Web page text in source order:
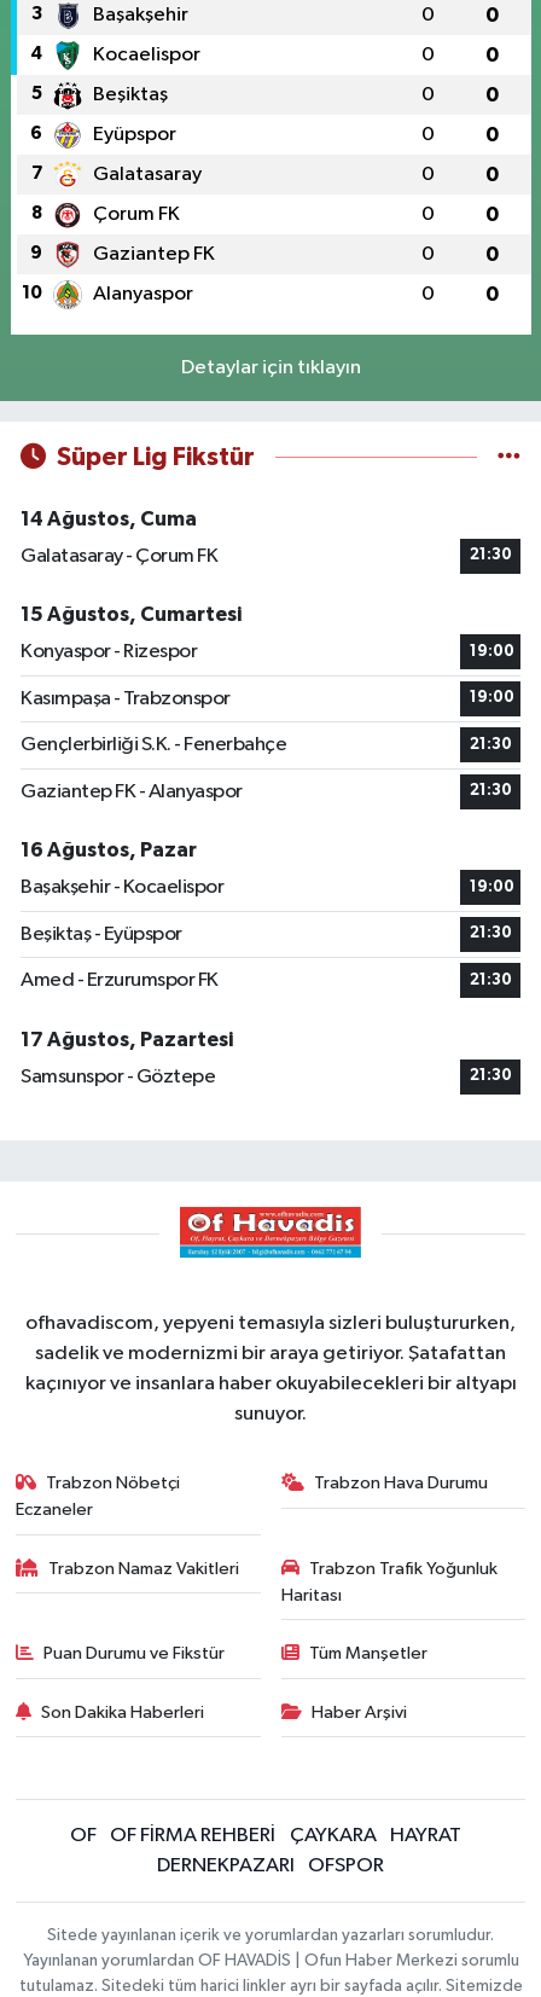
3 Başakşehir 0 0
4 Kocaelispor 0 0
5 Beşiktaş 0 0
6 Eyüpspor 0 0
7 Galatasaray 0 0
8 Çorum FK 0 0
9 Gaziantep FK 0 0
10 Alanyaspor 0 0
Detaylar için tıklayın
Süper Lig Fikstür
14 Ağustos, Cuma
Galatasaray - Çorum FK
21:30
15 Ağustos, Cumartesi
Konyaspor - Rizespor
19:00
Kasımpaşa - Trabzonspor 19:00
Gençlerbirliği S.K. - Fenerbahçe 21:30
Gaziantep FK - Alanyaspor 21:30
16 Ağustos, Pazar
Başakşehir - Kocaelispor
19:00
Beşiktaş - Eyüpspor 21:30
Amed - Erzurumspor FK 21:30
17 Ağustos, Pazartesi
Samsunspor - Göztepe
21:30
ofhavadiscom, yepyeni temasıyla sizleri buluştururken,
sadelik ve modernizmi bir araya getiriyor. Şatafattan
kaçınıyor ve insanlara haber okuyabilecekleri bir altyapı
sunuyor.
Trabzon Nöbetçi
Eczaneler
Trabzon Hava Durumu
Trabzon Namaz Vakitleri
Trabzon Trafik Yoğunluk
Haritası
Puan Durumu ve Fikstür Tüm Manşetler
Son Dakika Haberleri Haber Arşivi
OF OF FİRMA REHBERİ ÇAYKARA
HAYRAT
DERNEKPAZARI
OFSPOR
Sitede yayınlanan içerik ve yorumlardan yazarları sorumludur.
Yayınlanan yorumlardan OF HAVADİS | Ofun Haber Merkezi sorumlu
tutulamaz. Sitedeki tüm harici linkler ayrı bir sayfada açılır. Sitemizde